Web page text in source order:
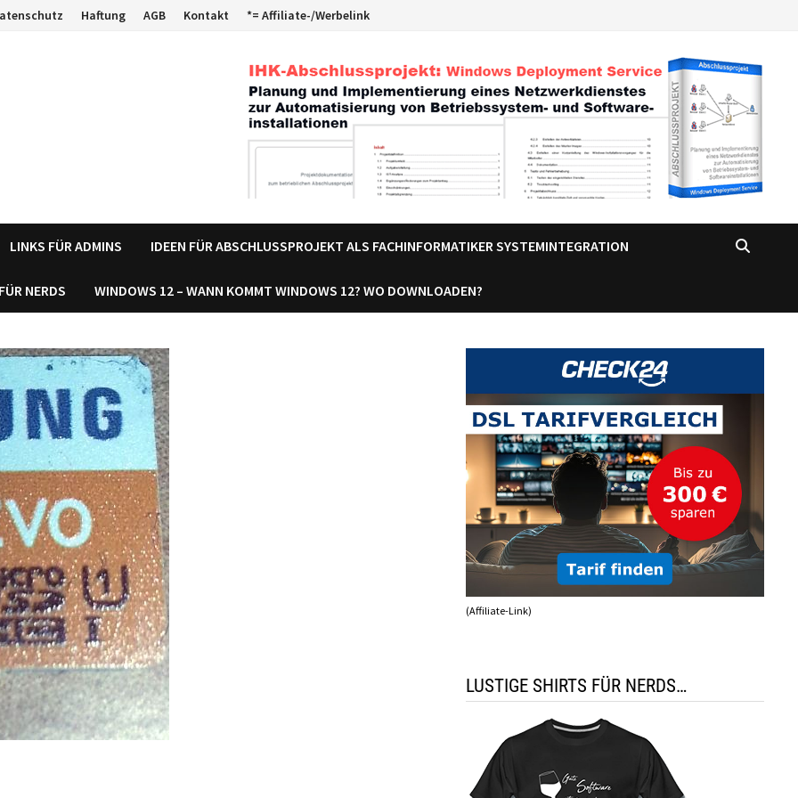
Haftung AGB Kontakt *= Affiliate-/Werbelink
LINKS FÜR ADMINS IDEEN FÜR ABSCHLUSSPROJEKT ALS FACHINFORMATIKER SYSTEMINTEGRATION
NERDS WINDOWS 12 – WANN KOMMT WINDOWS 12? WO DOWNLOADEN?
(Affiliate-Link)
LUSTIGE SHIRTS FÜR NERDS…